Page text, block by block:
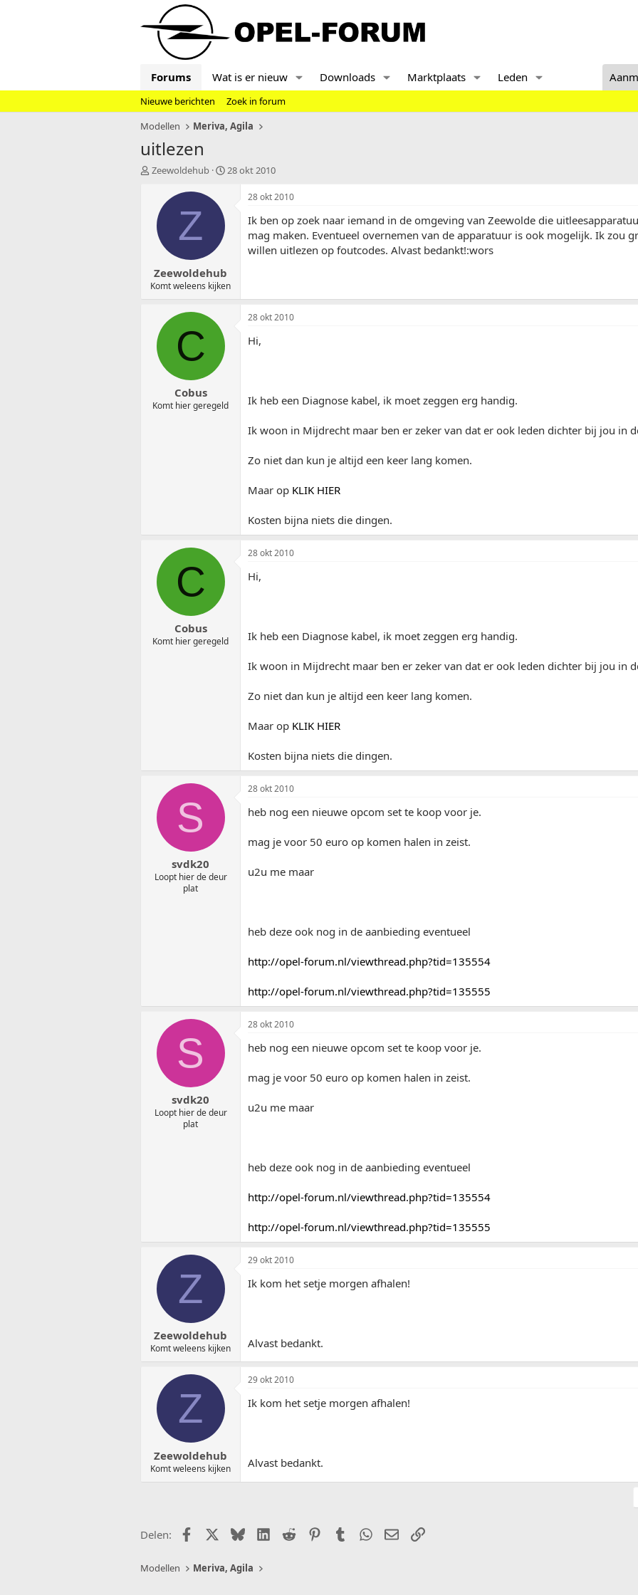
Forums Wat is er nieuw Downloads Marktplaats Leden
Nieuwe berichten
Zoek in forum
Modellen
Meriva, Agila
uitlezen
T
r
t
e
Zeewoldehub
S
m
28 okt 2010
Z
Zeewoldehub
Komt weleens kijken
28 okt 2010
Ik ben op zoek naar iemand in de omgeving van Zeewolde die
mag maken. Eventueel overnemen van de apparatuur is ook mogelijk. Ik zou
willen uitlezen op foutcodes. Alvast bedankt!:wors
C
Cobus
Komt hier geregeld
28 okt 2010
Hi,
Ik heb een Diagnose kabel, ik moet zeggen erg handig.
Ik woon in Mijdrecht maar ben er zeker van dat er ook leden dichter bij jou in
Zo niet dan kun je altijd een keer lang komen.
Maar op KLIK HIER
Kosten bijna niets die dingen.
C
Cobus
Komt hier geregeld
28 okt 2010
Hi,
Ik heb een Diagnose kabel, ik moet zeggen erg handig.
Ik woon in Mijdrecht maar ben er zeker van dat er ook leden dichter bij jou in
Zo niet dan kun je altijd een keer lang komen.
Maar op KLIK HIER
Kosten bijna niets die dingen.
S
svdk20
Loopt hier de deur
plat
28 okt 2010
heb nog een nieuwe opcom set te koop voor je.
mag je voor 50 euro op komen halen in zeist.
u2u me maar
heb deze ook nog in de aanbieding eventueel
http://opel-forum.nl/viewthread.php?tid=135554
http://opel-forum.nl/viewthread.php?tid=135555
S
svdk20
Loopt hier de deur
plat
28 okt 2010
heb nog een nieuwe opcom set te koop voor je.
mag je voor 50 euro op komen halen in zeist.
u2u me maar
heb deze ook nog in de aanbieding eventueel
http://opel-forum.nl/viewthread.php?tid=135554
http://opel-forum.nl/viewthread.php?tid=135555
Z
Zeewoldehub
Komt weleens kijken
29 okt 2010
Ik kom het setje morgen afhalen!
Alvast bedankt.
Z
Zeewoldehub
Komt weleens kijken
29 okt 2010
Ik kom het setje morgen afhalen!
Alvast bedankt.
Delen: FacebookX (Twitter)
BlueskyLinkedIn
Reddit PinterestTumblr WhatsApp
E-mailLink
Modellen Meriva, Agila